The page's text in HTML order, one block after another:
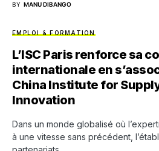
BY MANU DIBANGO
EMPLOI & FORMATION
L’ISC Paris renforce sa
internationale en
China Institute for
Innovation
Dans un monde globalisé où
à une vitesse sans précédent,